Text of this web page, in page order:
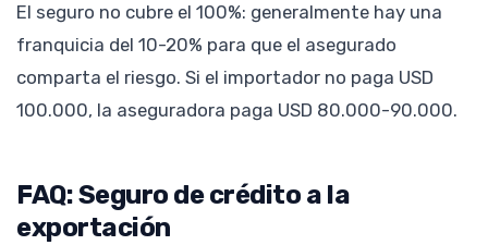
El seguro no cubre el 100%: generalmente hay una
franquicia del 10-20% para que el asegurado
comparta el riesgo. Si el importador no paga USD
100.000, la aseguradora paga USD 80.000-90.000.
FAQ: Seguro de crédito a la
exportación